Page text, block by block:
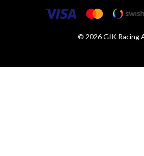
© 2026 GIK Racing